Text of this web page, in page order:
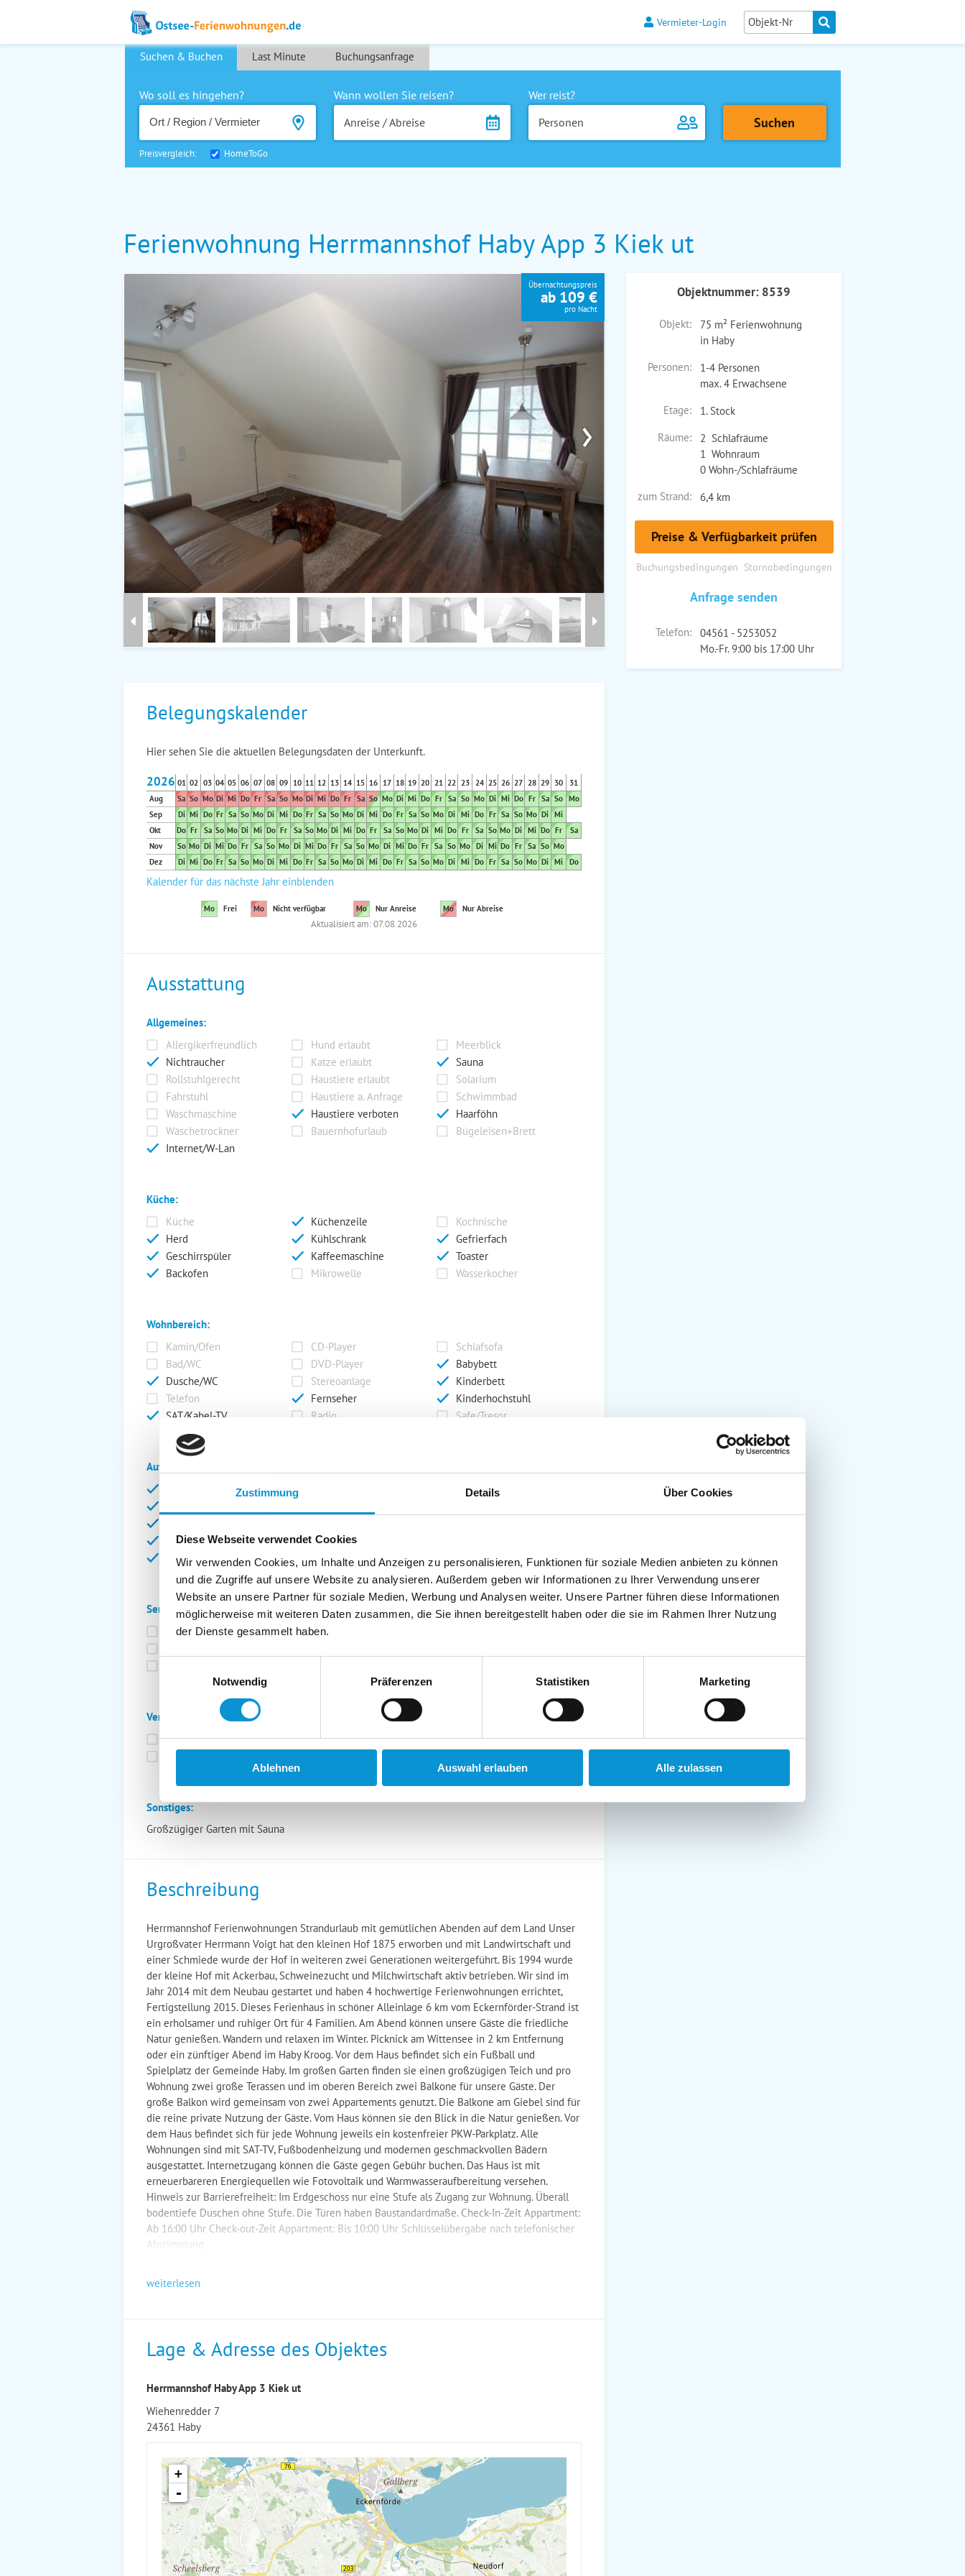
Zustimmung Details Über Cookies
Diese Webseite verwendet Cookies
Wir verwenden Cookies, um Inhalte und Anzeigen zu personalisieren, Funktionen für soziale Medien anbieten zu können
und die Zugriffe auf unsere Website zu analysieren. Außerdem geben wir Informationen zu Ihrer Verwendung unserer
Website an unsere Partner für soziale Medien, Werbung und Analysen weiter. Unsere Partner führen diese Informationen
möglicherweise mit weiteren Daten zusammen, die Sie ihnen bereitgestellt haben oder die sie im Rahmen Ihrer Nutzung
der Dienste gesammelt haben.
Notwendig
Präferenzen Statistiken Marketing
Ablehnen Auswahl erlauben Alle zulassen
Vermieter-Login
Suchen & Buchen Last Minute Buchungsanfrage
Wo soll es hingehen?
Wann wollen Sie reisen?
Anreise / Abreise
Wer reist?
Personen
Preisvergleich: HomeToGo
Ferienwohnung Herrmannshof Haby App 3 Kiek ut
›
Übernachtungspreis
ab 109 €
pro Nacht
Objektnummer: 8539
Objekt:
75 m² Ferienwohnung
in Haby
Personen:
1-4 Personen
max. 4 Erwachsene
Etage:
1. Stock
Räume:
2 Schlafräume
1 Wohnraum
0 Wohn-/Schlafräume
zum Strand:
6,4 km
Preise & Verfügbarkeit prüfen
Buchungsbedingungen Stornobedingungen
Anfrage senden
Telefon:
04561 - 5253052
Mo.-Fr. 9:00 bis 17:00 Uhr
Belegungskalender
Hier sehen Sie die aktuellen Belegungsdaten der Unterkunft.
2026 01 02 03 04 05 06 07 08 09 10 11 12 13 14 15 16 17 18 19 20 21 22 23 24 25 26 27 28 29 30
31
Aug
Sa So Mo Di Mi Do Fr Sa So Mo Di Mi Do Fr Sa So Mo Di Mi Do Fr Sa So Mo Di Mi Do Fr Sa So Mo
Sep
Di Mi Do Fr Sa So Mo Di Mi Do Fr Sa So Mo Di Mi Do Fr Sa So Mo Di Mi Do Fr Sa So Mo Di Mi
Okt
Do Fr Sa So Mo Di Mi Do Fr Sa So Mo Di Mi Do Fr Sa So Mo Di Mi Do Fr Sa So Mo Di Mi Do Fr
Sa
Nov
So Mo Di Mi Do Fr Sa So Mo Di Mi Do Fr Sa So Mo Di Mi Do Fr Sa So Mo Di Mi Do Fr Sa So Mo
Dez
Di Mi Do Fr Sa So Mo Di Mi Do Fr Sa So Mo Di Mi Do Fr Sa So Mo Di Mi Do Fr Sa So Mo Di Mi Do
Kalender für das nächste Jahr einblenden
Mo Frei Mo Nicht verfügbar Mo Nur Anreise Mo Nur Abreise
Aktualisiert am: 07.08.2026
Ausstattung
Allgemeines:
Allergikerfreundlich
Hund erlaubt
Meerblick
Nichtraucher
Katze erlaubt
Sauna
Rollstuhlgerecht
Haustiere erlaubt
Solarium
Fahrstuhl
Haustiere a. Anfrage
Schwimmbad
Waschmaschine
Haustiere verboten
Haarföhn
Wäschetrockner
Bauernhofurlaub
Bügeleisen+Brett
Internet/W-Lan
Küche:
Küche
Küchenzeile
Kochnische
Herd
Kühlschrank
Gefrierfach
Geschirrspüler
Kaffeemaschine
Toaster
Backofen
Mikrowelle Wasserkocher
Wohnbereich:
Kamin/Ofen
CD-Player
Schlafsofa
Bad/WC
DVD-Player
Babybett
Dusche/WC
Stereoanlage
Kinderbett
Telefon
Fernseher
Kinderhochstuhl
SAT/Kabel-TV
Radio Safe/Tresor
Außenanlage:
Garten/Liegewiese
Grill
Terrasse
Kinderspielplatz
Balkon
Abstellraum
Service:
Bettwäsche inkl.
Geschirrtücher inkl.
Verpflegung:
Brötchenservice
Frühstück möglich
Halbpension möglich
Vollpension möglich
Sonstiges:
Großzügiger Garten mit Sauna
Beschreibung
Herrmannshof Ferienwohnungen Strandurlaub mit gemütlichen Abenden auf dem Land Unser
Urgroßvater Herrmann Voigt hat den kleinen Hof 1875 erworben und mit Landwirtschaft und
einer Schmiede wurde der Hof in weiteren zwei Generationen weitergeführt. Bis 1994 wurde
der kleine Hof mit Ackerbau, Schweinezucht und Milchwirtschaft aktiv betrieben. Wir sind im
Jahr 2014 mit dem Neubau gestartet und haben 4 hochwertige Ferienwohnungen errichtet,
Fertigstellung 2015. Dieses Ferienhaus in schöner Alleinlage 6 km vom Eckernförder-Strand ist
ein erholsamer und ruhiger Ort für 4 Familien. Am Abend können unsere Gäste die friedliche
Natur genießen. Wandern und relaxen im Winter. Picknick am Wittensee in 2 km Entfernung
oder ein zünftiger Abend im Haby Kroog. Vor dem Haus befindet sich ein Fußball und
Spielplatz der Gemeinde Haby. Im großen Garten finden sie einen großzügigen Teich und pro
Wohnung zwei große Terassen und im oberen Bereich zwei Balkone für unsere Gäste. Der
große Balkon wird gemeinsam von zwei Appartements genutzt. Die Balkone am Giebel sind für
die reine private Nutzung der Gäste. Vom Haus können sie den Blick in die Natur genießen. Vor
dem Haus befindet sich für jede Wohnung jeweils ein kostenfreier PKW-Parkplatz. Alle
Wohnungen sind mit SAT-TV, Fußbodenheizung und modernen geschmackvollen Bädern
ausgestattet. Internetzugang können die Gäste gegen Gebühr buchen. Das Haus ist mit
erneuerbareren Energiequellen wie Fotovoltaik und Warmwasseraufbereitung versehen.
Hinweis zur Barrierefreiheit: Im Erdgeschoss nur eine Stufe als Zugang zur Wohnung. Überall
bodentiefe Duschen ohne Stufe. Die Türen haben Baustandardmaße. Check-In-Zeit Appartment:
Ab 16:00 Uhr Check-out-Zeit Appartment: Bis 10:00 Uhr Schlüsselübergabe nach telefonischer
Abstimmung
weiterlesen
Lage & Adresse des Objektes
Herrmannshof Haby App 3 Kiek ut
Wiehenredder 7
24361 Haby
+
-